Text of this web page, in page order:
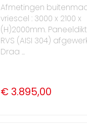
Afmetingen
vriescel : 3000 x 2100 x
(H)2000mm.
RVS (AISI 304)
Draa ...
€ 3.895,00